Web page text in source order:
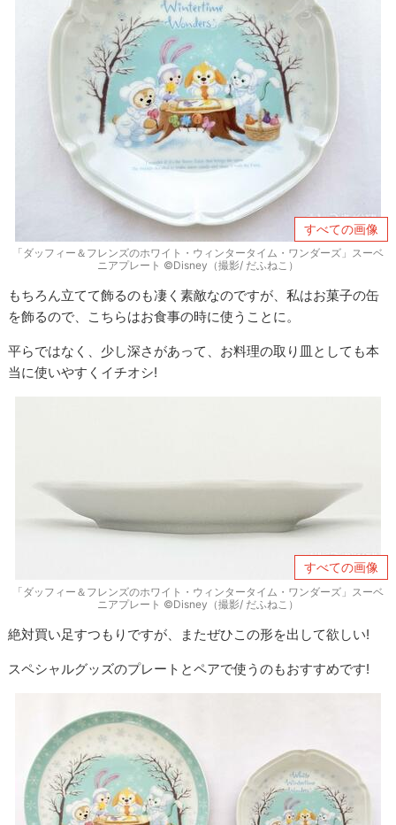
すべての画像
「ダッフィー＆フレンズのホワイト・ウィンタータイム・ワンダーズ」スーベ
ニアプレート ©Disney（撮影/ だふねこ）
もちろん立てて飾るのも凄く素敵なのですが、私はお菓子の缶
を飾るので、こちらはお食事の時に使うことに。
平らではなく、少し深さがあって、お料理の取り皿としても本
当に使いやすくイチオシ!
すべての画像
「ダッフィー＆フレンズのホワイト・ウィンタータイム・ワンダーズ」スーベ
ニアプレート ©Disney（撮影/ だふねこ）
絶対買い足すつもりですが、またぜひこの形を出して欲しい!
スペシャルグッズのプレートとペアで使うのもおすすめです!